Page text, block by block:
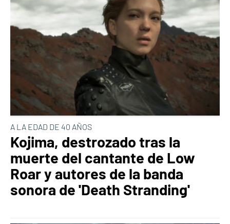
A LA EDAD DE 40 AÑOS
Kojima, destrozado tras la
muerte del cantante de Low
Roar y autores de la banda
sonora de 'Death Stranding'